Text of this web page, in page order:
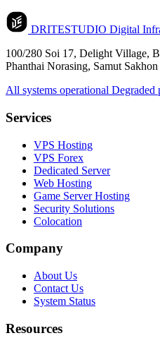
DRITESTUDIO Digital
100/280 Soi 17, Delight Village,
Phanthai Norasing, Samut
All systems operational Degraded
Services
VPS Hosting
VPS Forex
Dedicated Server
Web Hosting
Game Server Hosting
Security Solutions
Colocation
Company
About Us
Contact Us
System Status
Resources